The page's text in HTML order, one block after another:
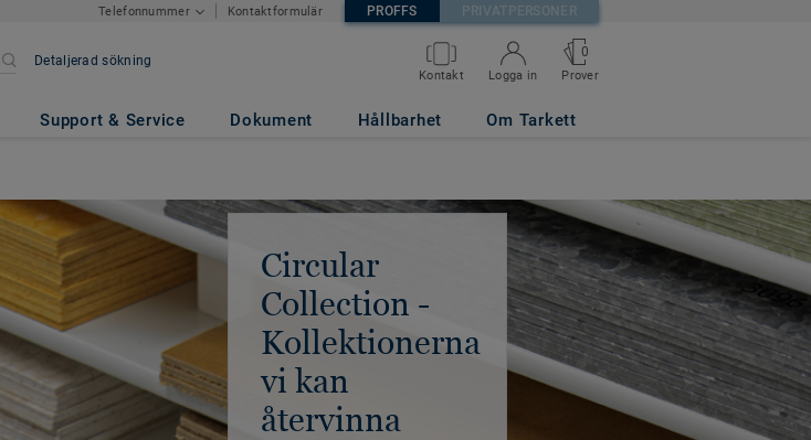
Telefonnummer Kontaktformulär PROFFS PRIVATPERSONER
Detaljerad sökning
Kontakt Logga in
0
Prover
Support & Service Dokument Hållbarhet Om Tarkett
Circular
Collection -
Kollektionerna
vi kan
återvinna